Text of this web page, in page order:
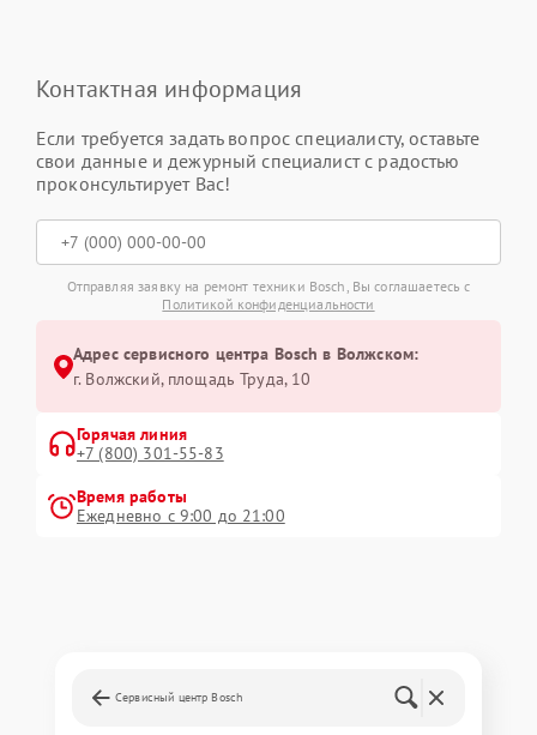
Контактная информация
Если требуется задать вопрос специалисту, оставьте
свои данные и дежурный специалист с радостью
проконсультирует Вас!
Отправляя заявку на ремонт техники Bosch, Вы соглашаетесь с
Политикой конфиденциальности
Адрес сервисного центра Bosch в Волжском:
г. Волжский, площадь Труда, 10
Горячая линия
+7 (800) 301-55-83
Время работы
Ежедневно с 9:00 до 21:00
Сервисный центр Bosch